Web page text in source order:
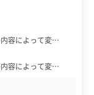
容によって変…
容によって変…